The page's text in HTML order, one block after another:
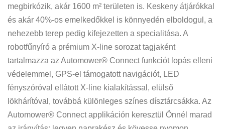
megbirkózik, akár 1600 m² területen is. Keskeny átjárókkal
és akár 40%-os emelkedőkkel is könnyedén elboldogul, a
nehezebb terep pedig kifejezetten a specialitása. A
robotfűnyíró a prémium X-line sorozat tagjaként
tartalmazza az Automower® Connect funkciót lopás elleni
védelemmel, GPS-el támogatott navigációt, LED
fényszóróval ellátott X-line kialakítással, elülső
lökhárítóval, továbbá különleges színes dísztárcsákka. Az
Automower® Connect applikáción keresztül Önnél marad